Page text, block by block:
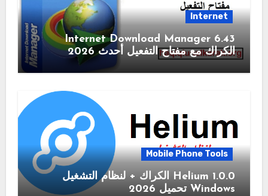
Internet
6.43 Internet Download Manager
الكراك مع مفتاح التفعيل أحدث 2026
Mobile Phone Tools
1.0.0 Helium الكراك + لنظام التشغيل
Windows تحميل 2026